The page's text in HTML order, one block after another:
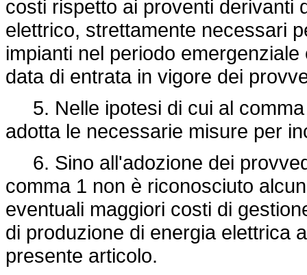
costi rispetto ai proventi derivanti
elettrico, strettamente necessari
impianti nel periodo
data di entrata in vigore dei
5. Nelle ipotesi di cui al comma
adotta le necessarie misure per
6. Sino all'adozione dei
comma 1 non è riconosciuto
eventuali maggiori costi di
di produzione di energia elettrica
presente articolo.